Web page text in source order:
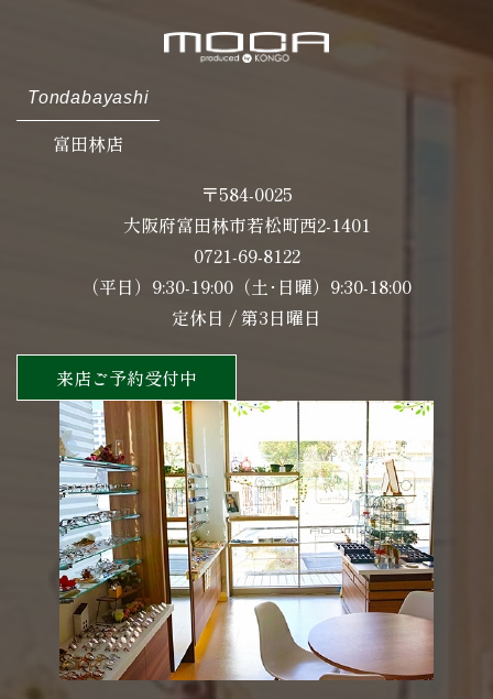
Tondabayashi
富田林店
〒584-0025
大阪府富田林市若松町西2-1401
0721-69-8122
（平日）9:30-19:00（土･日曜）9:30-18:00
定休日 / 第3日曜日
来店ご予約受付中